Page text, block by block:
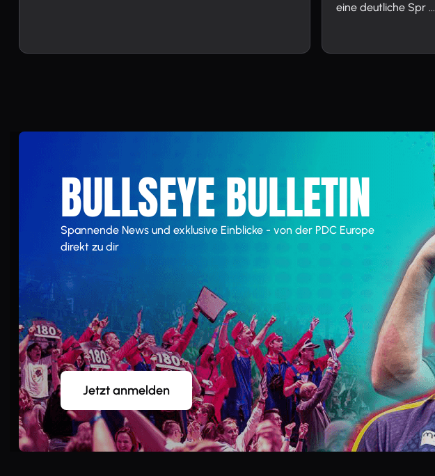
eine deutliche Spr ...
BULLSEYE BULLETIN
Spannende News und exklusive Einblicke - von der PDC Europe
direkt zu dir
Jetzt anmelden